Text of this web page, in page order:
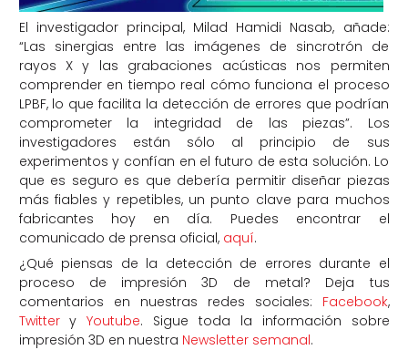
El investigador principal, Milad Hamidi Nasab, añade:
“Las sinergias entre las imágenes de sincrotrón de
rayos X y las grabaciones acústicas nos permiten
comprender en tiempo real cómo funciona el proceso
LPBF, lo que facilita la detección de errores que podrían
comprometer la integridad de las piezas”. Los
investigadores están sólo al principio de sus
experimentos y confían en el futuro de esta solución. Lo
que es seguro es que debería permitir diseñar piezas
más fiables y repetibles, un punto clave para muchos
fabricantes hoy en día. Puedes encontrar el
comunicado de prensa oficial, aquí.
¿Qué piensas de la detección de errores durante el
proceso de impresión 3D de metal? Deja tus
comentarios en nuestras redes sociales: Facebook,
TwitteryYoutube. Sigue toda la información sobre
impresión 3D en nuestra Newsletter semanal.